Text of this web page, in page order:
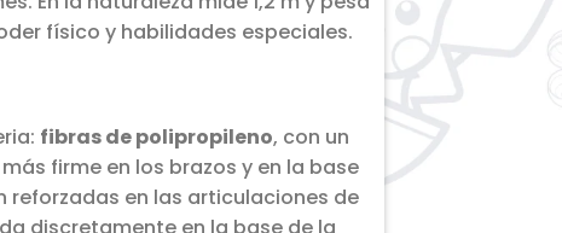
físico y habilidades especiales.
fibras de polipropileno, con un
firme en los brazos y en la base
en las articulaciones de